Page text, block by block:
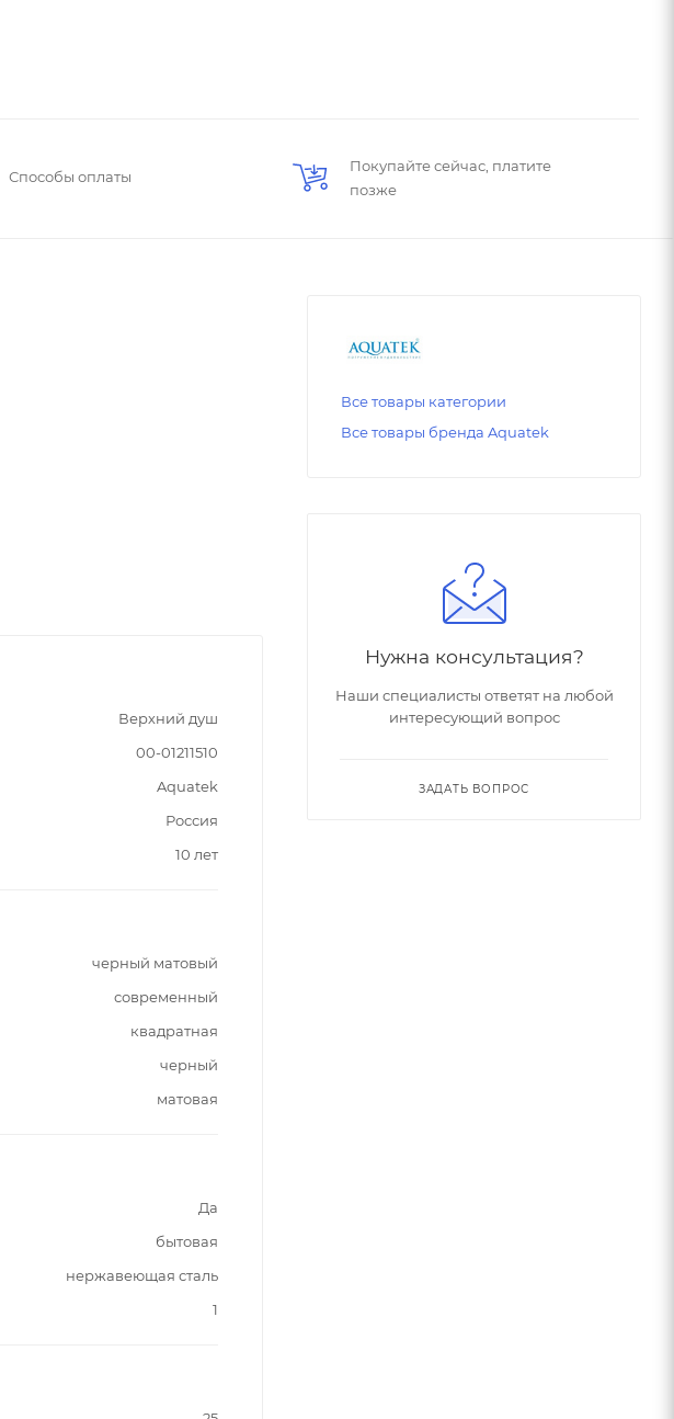
Способы оплаты
Покупайте сейчас, платите
позже
Верхний душ
00-01211510
Aquatek
Россия
10 лет
черный матовый
современный
квадратная
черный
матовая
Да
бытовая
нержавеющая сталь
1
Все товары категории
Все товары бренда Aquatek
Нужна консультация?
Наши специалисты ответят на любой
интересующий вопрос
ЗАДАТЬ ВОПРОС